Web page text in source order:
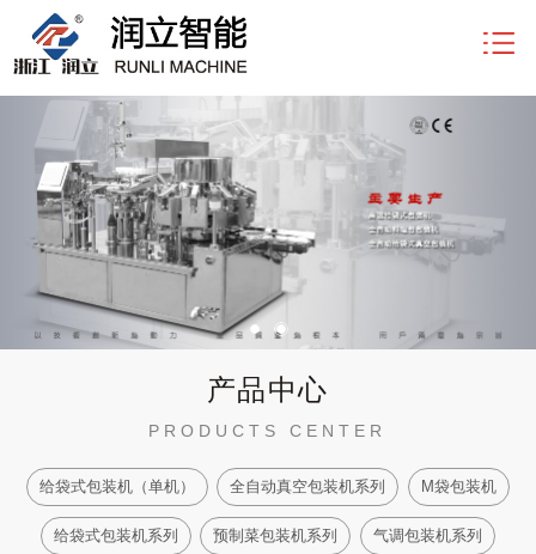
产品中心
PRODUCTS CENTER
给袋式包装机（单机） 全自动真空包装机系列 M袋包装机
给袋式包装机系列 预制菜包装机系列 气调包装机系列